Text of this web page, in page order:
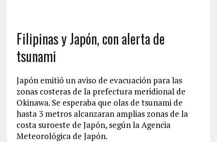
Filipinas y Japón, con alerta de
tsunami
Japón emitió un aviso de evacuación para las
zonas costeras de la prefectura meridional de
Okinawa. Se esperaba que olas de tsunami de
hasta 3 metros alcanzaran amplias zonas de la
costa suroeste de Japón, según la Agencia
Meteorológica de Japón.